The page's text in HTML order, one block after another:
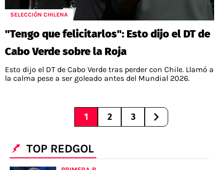
SELECCIÓN CHILENA
"Tengo que felicitarlos": Esto dijo el DT de
Cabo Verde sobre la Roja
Esto dijo el DT de Cabo Verde tras perder con Chile. Llamó a
la calma pese a ser goleado antes del Mundial 2026.
1 2 3
TOP REDGOL